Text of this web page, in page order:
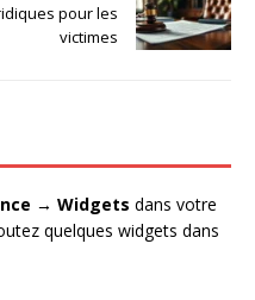
pour les
victimes
→ Widgets dans votre
quelques widgets dans